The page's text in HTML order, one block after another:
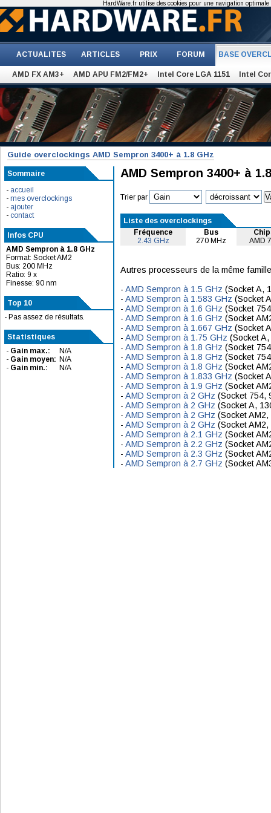
ACTUALITES ARTICLES PRIX FORUM BASE
AMD FX AM3+ AMD APU FM2/FM2+ Intel Core LGA 1151 Intel
Guide overclockings AMD Sempron 3400+ à 1.8 GHz
Sommaire
- accueil
- mes overclockings
- ajouter
- contact
Infos CPU
AMD Sempron à 1.8 GHz
Format: Socket AM2
Bus: 200 MHz
Ratio: 9 x
Finesse: 90 nm
Top 10
- Pas assez de résultats.
Statistiques
- Gain max.:
N/A
- Gain moyen: N/A
- Gain min.: N/A
AMD Sempron 3400+ à
Trier par
Liste des overclockings
Fréquence
Bus
2.43 GHz
270 MHz AMD
Autres processeurs de la même
- AMD Sempron à 1.5 GHz (Socket A,
- AMD Sempron à 1.583 GHz (Socket
- AMD Sempron à 1.6 GHz (Socket
- AMD Sempron à 1.6 GHz (Socket
- AMD Sempron à 1.667 GHz (Socket
- AMD Sempron à 1.75 GHz (Socket
- AMD Sempron à 1.8 GHz (Socket
- AMD Sempron à 1.8 GHz (Socket
- AMD Sempron à 1.8 GHz (Socket
- AMD Sempron à 1.833 GHz (Socket
- AMD Sempron à 1.9 GHz (Socket
- AMD Sempron à 2 GHz (Socket 754,
- AMD Sempron à 2 GHz (Socket A,
- AMD Sempron à 2 GHz (Socket
- AMD Sempron à 2 GHz (Socket
- AMD Sempron à 2.1 GHz (Socket
- AMD Sempron à 2.2 GHz (Socket
- AMD Sempron à 2.3 GHz (Socket
- AMD Sempron à 2.7 GHz (Socket
HardWare.fr utilise des cookies pour une navigation